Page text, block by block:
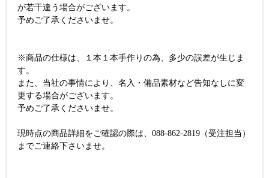
が若干違う場合がございます。
予めご了承くださいませ。
※商品の仕様は、１本１本手作りの為、多少の誤差が生じま
す。
また、当社の事情により、名入・備品素材など告知なしに変
更する場合がございます。
予めご了承くださいませ。
現時点の商品詳細をご確認の際は、088-862-2819（受注担当）
までご連絡下さいませ。